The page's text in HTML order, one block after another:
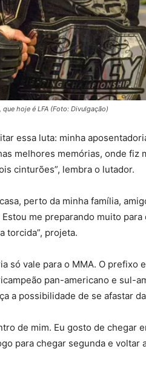
hoje é LFA (Foto: Divulgação)
essa luta: minha
melhores memórias, onde fiz
cinturões”, lembra o lutador.
perto da minha família,
me preparando muito
torcida”, projeta.
só vale para o MMA. O prefixo
pan-americano e sul-
a possibilidade de se afastar
de mim. Eu gosto de chegar
para chegar segunda e voltar